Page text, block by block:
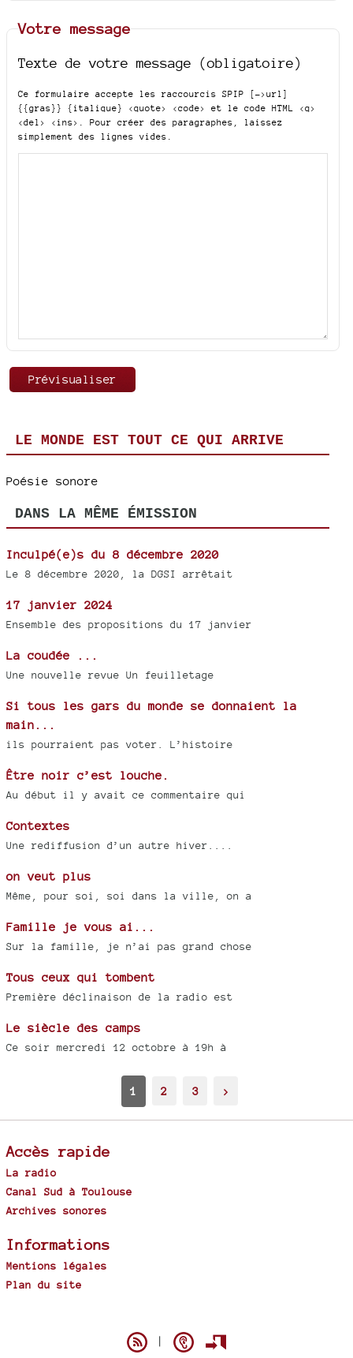
Votre message
Texte de votre message (obligatoire)
Ce formulaire accepte les raccourcis SPIP
[->url]
{{gras}} {italique} <quote> <code>
et le code HTML <q>
<del> <ins>
. Pour créer des paragraphes, laissez
simplement des lignes vides.
LE MONDE EST TOUT CE QUI ARRIVE
Poésie sonore
DANS LA MÊME ÉMISSION
Inculpé(e)s du 8 décembre 2020
Le 8 décembre 2020, la DGSI arrêtait
17 janvier 2024
Ensemble des propositions du 17 janvier
La coudée ...
Une nouvelle revue Un feuilletage
Si tous les gars du monde se donnaient la
main...
ils pourraient pas voter. L’histoire
Être noir c’est louche.
Au début il y avait ce commentaire qui
Contextes
Une rediffusion d’un autre hiver....
on veut plus
Même, pour soi, soi dans la ville, on a
Famille je vous ai...
Sur la famille, je n’ai pas grand chose
Tous ceux qui tombent
Première déclinaison de la radio est
Le siècle des camps
Ce soir mercredi 12 octobre à 19h à
1 2 3 >
Accès rapide
La radio
Canal Sud à Toulouse
Archives sonores
Informations
Mentions légales
Plan du site
|